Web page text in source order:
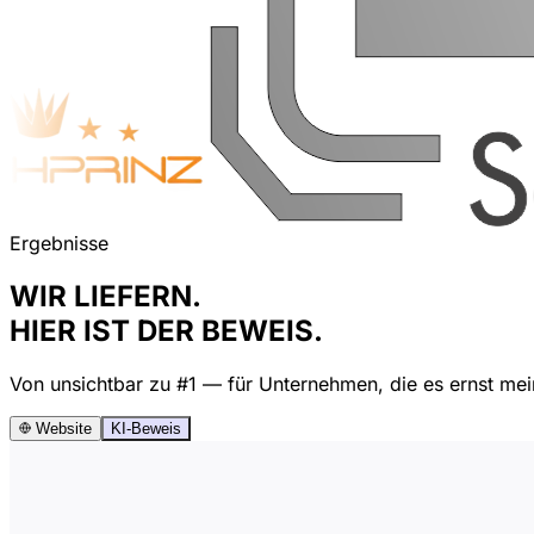
Ergebnisse
WIR LIEFERN.
HIER IST DER BEWEIS.
Von unsichtbar zu #1 — für Unternehmen, die es ernst
Website KI-Beweis